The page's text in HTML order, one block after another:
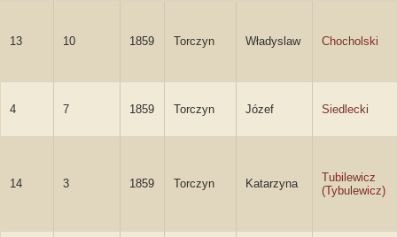
13 10 1859 Torczyn Władyslaw Chocholski
4 7 1859 Torczyn Józef Siedlecki
14 3 1859 Torczyn Katarzyna
Tubilewicz
(Tybulewicz)